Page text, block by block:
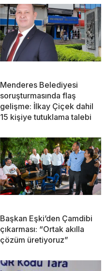
Menderes Belediyesi
soruşturmasında flaş
gelişme: İlkay Çiçek dahil
15 kişiye tutuklama talebi
Başkan Eşki’den Çamdibi
çıkarması: “Ortak akılla
çözüm üretiyoruz”